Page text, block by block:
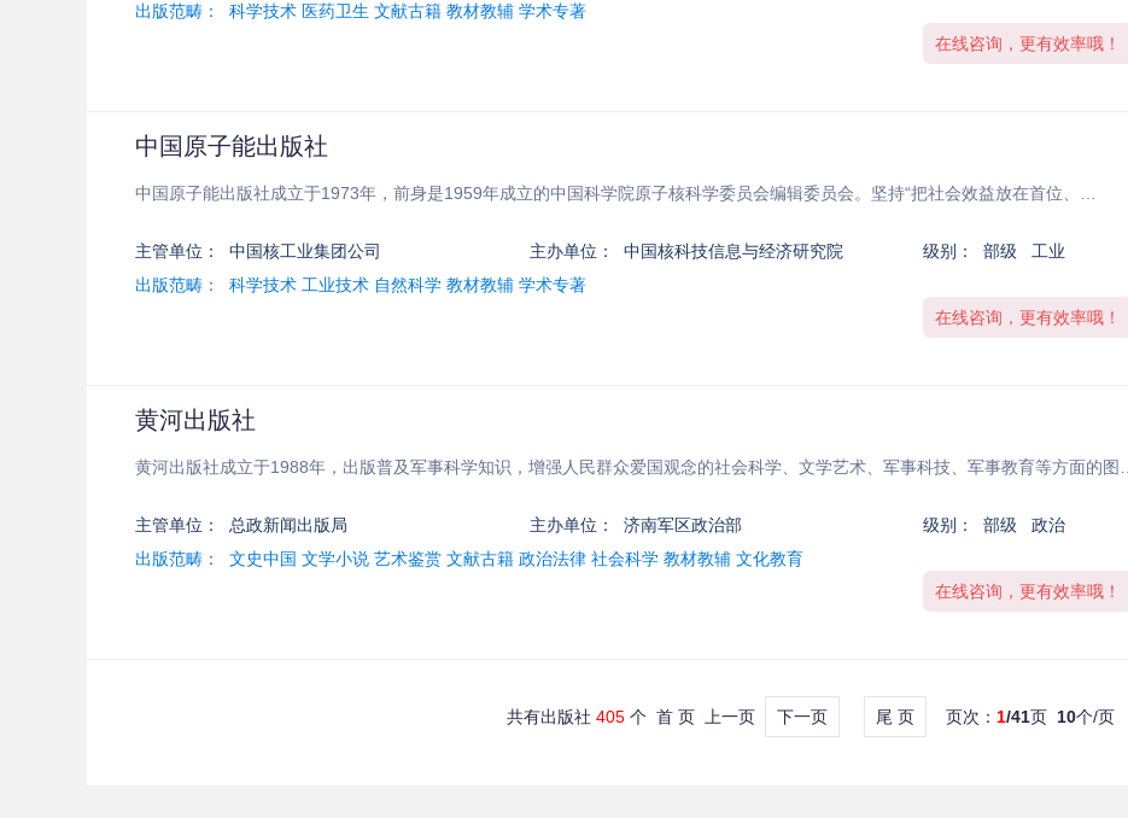
出版范畴：
科学技术 医药卫生 文献古籍 教材教辅 学术专著
在线咨询，更有效率哦！
中国原子能出版社
中国原子能出版社成立于1973年，前身是1959年成立的中国科学院原子核科学委员会编辑委员会。坚持“把社会效益放在首位、…
主管单位： 中国核工业集团公司 主办单位： 中国核科技信息与经济研究院 级别：
部级 工业
出版范畴：
科学技术 工业技术 自然科学 教材教辅 学术专著
在线咨询，更有效率哦！
黄河出版社
黄河出版社成立于1988年，出版普及军事科学知识，增强人民群众爱国观念的社会科学、文学艺术、军事科技、军事教育等方面的图…
主管单位： 总政新闻出版局 主办单位： 济南军区政治部 级别：
部级 政治
出版范畴：
文史中国 文学小说 艺术鉴赏 文献古籍 政治法律 社会科学 教材教辅 文化教育
在线咨询，更有效率哦！
共有出版社 405 个 首 页 上一页 下一页 尾 页 页次： 1/41页 10个/页